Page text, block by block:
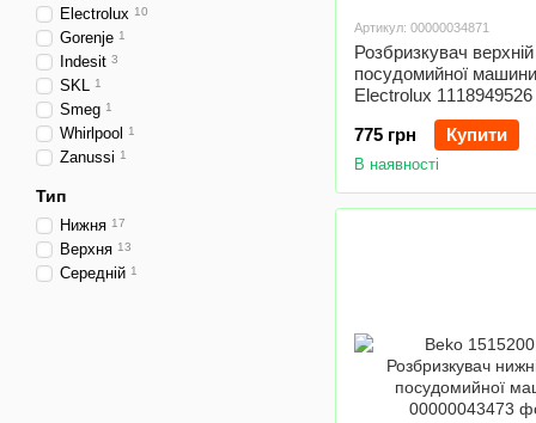
Артикул: 00000034871
Розбризкувач
посудомийної машини
Electrolux 1118949526
775 грн
Купити
В наявності
Electrolux 10
Gorenje 1
Indesit 3
SKL 1
Smeg 1
Whirlpool 1
Zanussi 1
Тип
Нижня 17
Верхня 13
Середній 1